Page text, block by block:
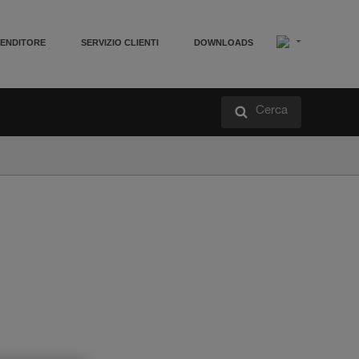
SERVIZIO CLIENTI DOWNLOADS
Cerca